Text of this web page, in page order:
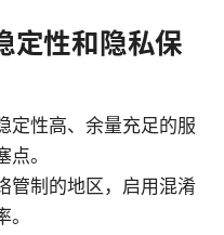
定性和隐私保
定性高、余量充足的服
。
管制的地区，启用混淆